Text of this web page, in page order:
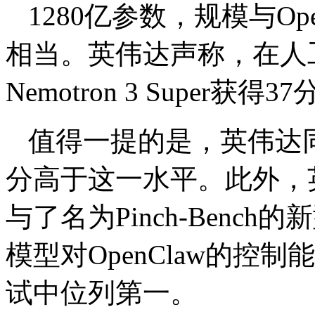
1280亿参数，规模与
相当。英伟达声称，在
Nemotron 3 Super获得37
值得一提的是，英伟达
分高于这一水平。此外，
与了名为Pinch-Bench的
模型对OpenClaw的控制
试中位列第一。